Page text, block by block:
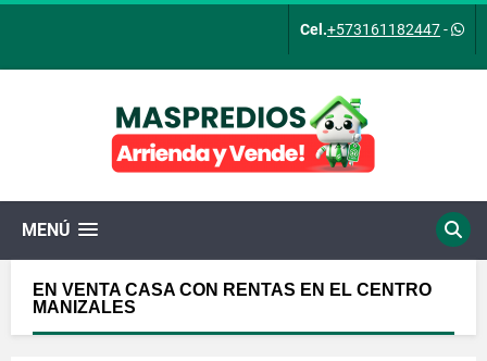
Cel.+573161182447-
MENÚ
EN VENTA CASA CON RENTAS EN EL CENTRO
MANIZALES